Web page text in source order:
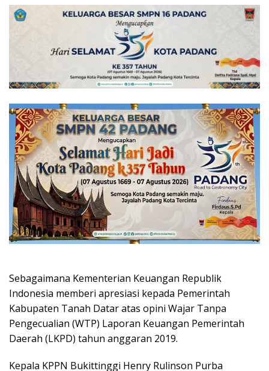
Sebagaimana Kementerian Keuangan Republik
Indonesia memberi apresiasi kepada Pemerintah
Kabupaten Tanah Datar atas opini Wajar Tanpa
Pengecualian (WTP) Laporan Keuangan Pemerintah
Daerah (LKPD) tahun anggaran 2019.
Kepala KPPN Bukittinggi Henry Rulinson Purba